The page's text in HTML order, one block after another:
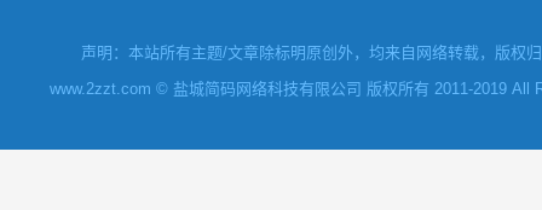
声明：本站所有主题/文章除标明原创外，均来自网络转载，版权
www.2zzt.com © 盐城简码网络科技有限公司 版权所有 2011-2019